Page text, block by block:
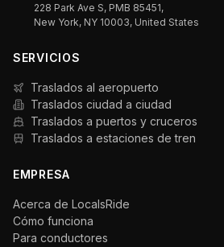
228 Park Ave S, PMB 85451,
New York, NY 10003, United States
SERVICIOS
Traslados al aeropuerto
Traslados ciudad a ciudad
Traslados a puertos y cruceros
Traslados a estaciones de tren
EMPRESA
Acerca de LocalsRide
Cómo funciona
Para conductores